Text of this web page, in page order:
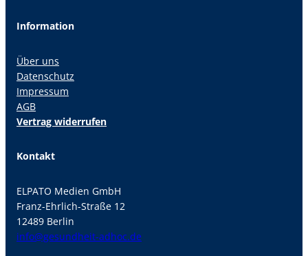
Information
Über uns
Datenschutz
Impressum
AGB
Vertrag widerrufen
Kontakt
ELPATO Medien GmbH
Franz-Ehrlich-Straße 12
12489 Berlin
info@gesundheit-adhoc.de